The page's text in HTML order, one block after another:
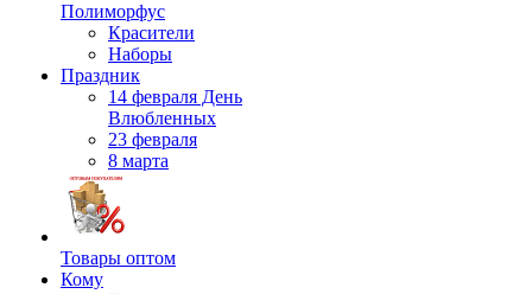
Полиморфус
Красители
Наборы
Праздник
14 февраля День
Влюбленных
23 февраля
8 марта
Товары оптом
Кому